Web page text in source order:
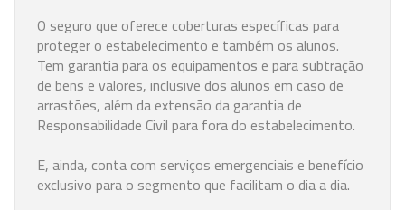
O seguro que oferece coberturas específicas para
proteger o estabelecimento e também os alunos.
Tem garantia para os equipamentos e para subtração
de bens e valores, inclusive dos alunos em caso de
arrastões, além da extensão da garantia de
Responsabilidade Civil para fora do estabelecimento.
E, ainda, conta com serviços emergenciais e benefício
exclusivo para o segmento que facilitam o dia a dia.